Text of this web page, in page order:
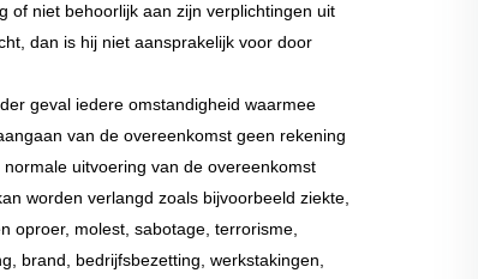
of niet behoorlijk aan zijn verplichtingen uit
dan is hij niet aansprakelijk voor door
geval iedere omstandigheid waarmee
van de overeenkomst geen rekening
uitvoering van de overeenkomst
worden verlangd zoals bijvoorbeeld ziekte,
oproer, molest, sabotage, terrorisme,
brand, bedrijfsbezetting, werkstakingen,